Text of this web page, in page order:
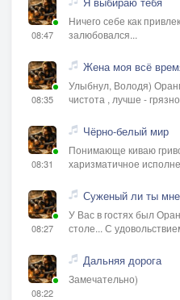
08:47
Ничего себе как
залюбовался...
08:35
Жена моя всё
Улыбнул, Володя)
чистота , лучше -
08:31
Чёрно-белый мир
Понимающе киваю
харизматичное
08:27
Суженый ли ты
У Вас в гостях был
столе... С
08:22
Дальняя дорога
Замечательно)